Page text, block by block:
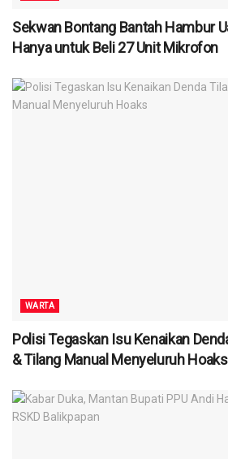
Sekwan Bontang Bantah Hambur
Hanya untuk Beli 27 Unit Mikrofon
WARTA
Polisi Tegaskan Isu Kenaikan
& Tilang Manual Menyeluruh Hoaks